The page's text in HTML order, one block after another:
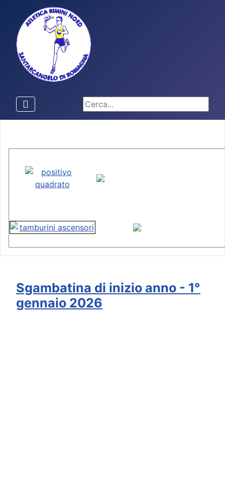
Cerca...
Sgambatina di inizio anno - 1°
gennaio 2026